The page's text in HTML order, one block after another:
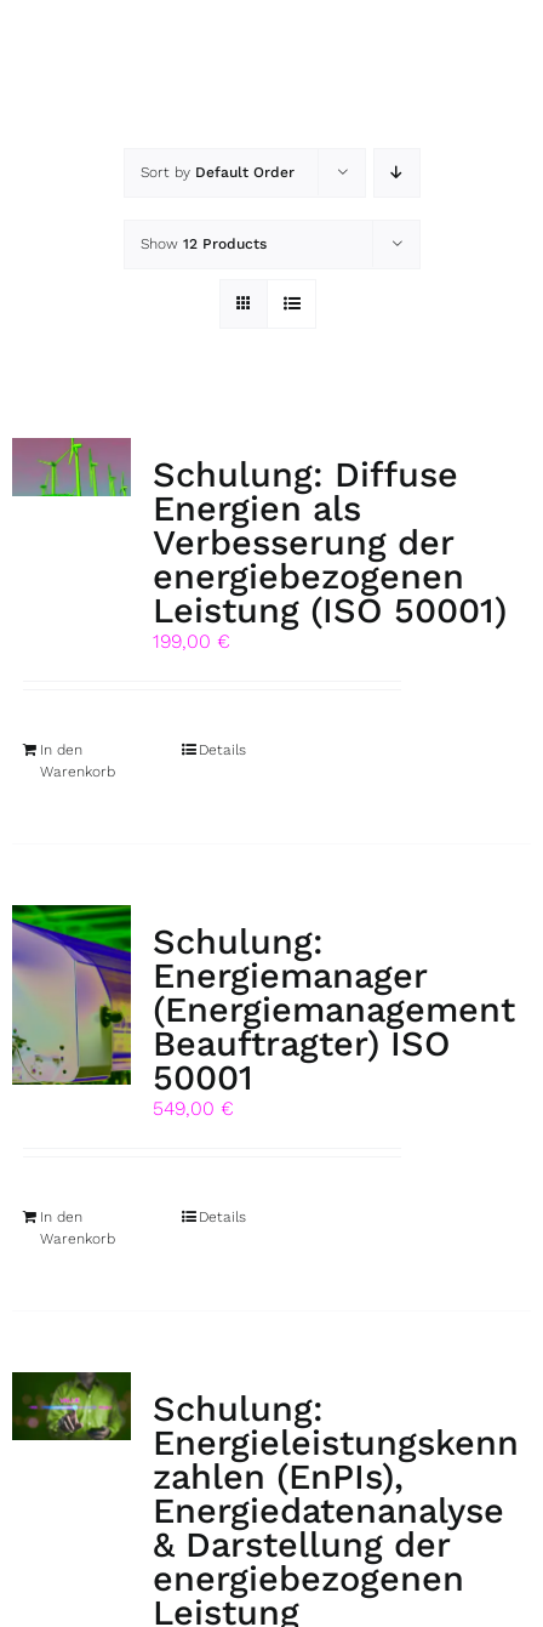
Sort by Default Order
Show 12 Products
Schulung: Diffuse
Energien als
Verbesserung der
energiebezogenen
Leistung (ISO 50001)
199,00 €
In den
Warenkorb
Details
Schulung:
Energiemanager
(Energiemanagement
Beauftragter) ISO
50001
549,00 €
In den
Warenkorb
Details
Schulung:
Energieleistungskenn
zahlen (EnPIs),
Energiedatenanalyse
& Darstellung der
energiebezogenen
Leistung